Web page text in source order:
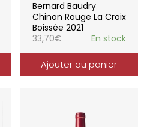
Bernard Baudry
Chinon Rouge La Croix
Boissée 2021
33,70€ En stock
Ajouter au panier